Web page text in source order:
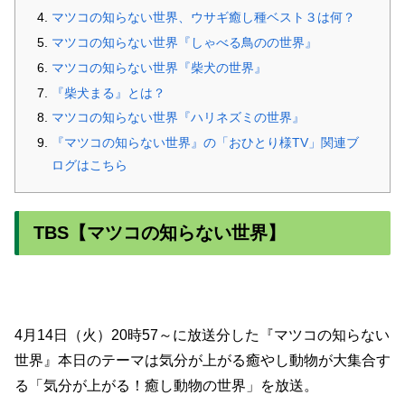
マツコの知らない世界、ウサギ癒し種ベスト３は何？
マツコの知らない世界『しゃべる鳥のの世界』
マツコの知らない世界『柴犬の世界』
『柴犬まる』とは？
マツコの知らない世界『ハリネズミの世界』
『マツコの知らない世界』の「おひとり様TV」関連ブ
ログはこちら
TBS【マツコの知らない世界】
4月14日（火）20時57～に放送分した『マツコの知らない
世界』本日のテーマは気分が上がる癒やし動物が大集合す
る「気分が上がる！癒し動物の世界」を放送。